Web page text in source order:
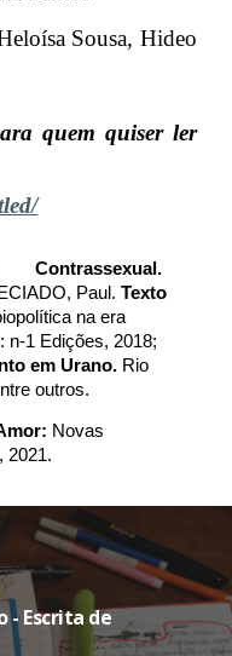
Sousa, Hideo
quem quiser ler
Contrassexual.
Paul.Texto
na era
n-1 Edições, 2018;
em Urano. Rio
outros.
Novas
2021.
- Escrita de